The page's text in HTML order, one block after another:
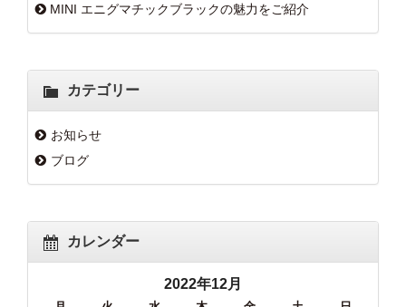
MINI エニグマチックブラックの魅力をご紹介
カテゴリー
お知らせ
ブログ
カレンダー
2022年12月